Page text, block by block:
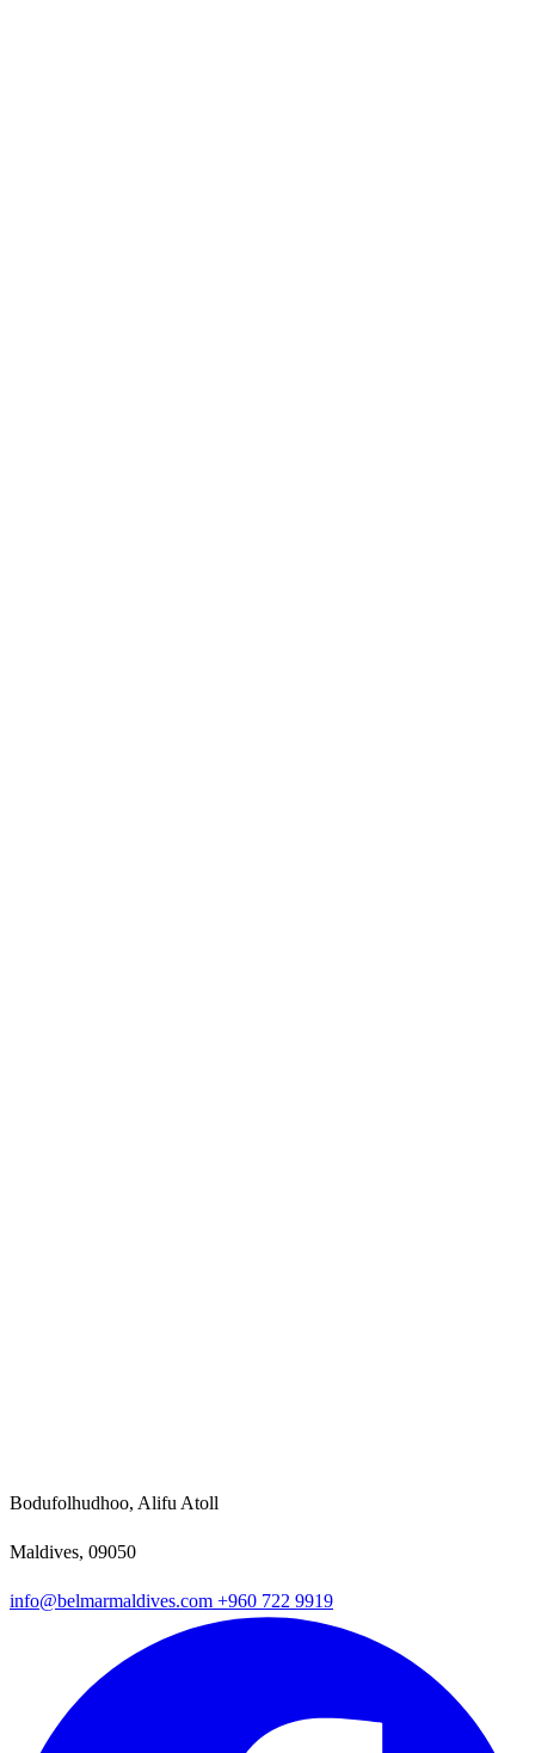
Bodufolhudhoo, Alifu Atoll
Maldives, 09050
info@belmarmaldives.com +960 722 9919